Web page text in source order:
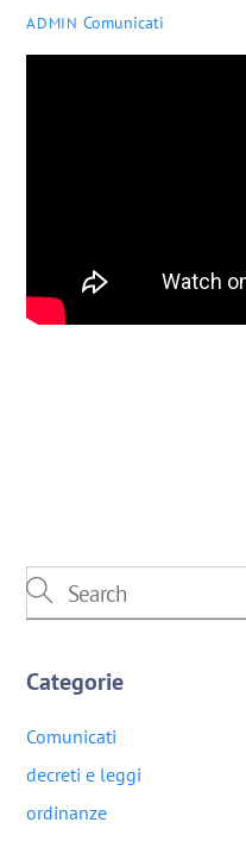
ADMIN Comunicati
Categorie
Comunicati
decreti e leggi
ordinanze